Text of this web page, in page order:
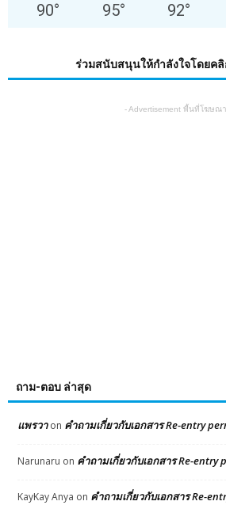
90° 95° 92°
ร่วมสนับสนุนให้กำลังใจโดยค
- Advertisement พื้นที่โฆษณ
ถาม-ตอบ ล่าสุด
แพรวาon คำถามเกี่ยวกับเอกสาร Re-entry
Narunaru on คำถามเกี่ยวกับเอกสาร Re-entry
KayKay Anya on คำถามเกี่ยวกับเอกสาร Re-